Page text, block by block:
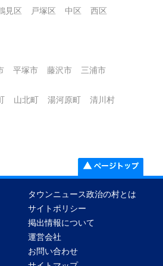
見区 戸塚区 中区
西区
平塚市 藤沢市
三浦市
山北町 湯河原町
清川村
タウンニュース政治の村とは
サイトポリシー
掲出情報について
運営会社
お問い合わせ